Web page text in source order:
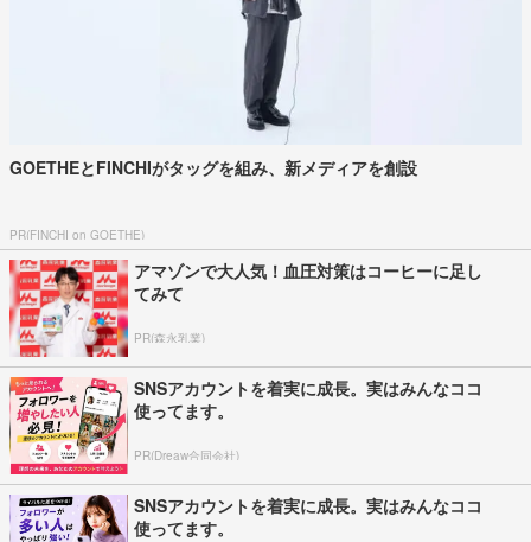
GOETHEとFINCHIがタッグを組み、新メディアを創設
PR(FINCHI on GOETHE)
アマゾンで大人気！血圧対策はコーヒーに足し
てみて
PR(森永乳業)
SNSアカウントを着実に成長。実はみんなココ
使ってます。
PR(Dreaw合同会社)
SNSアカウントを着実に成長。実はみんなココ
使ってます。